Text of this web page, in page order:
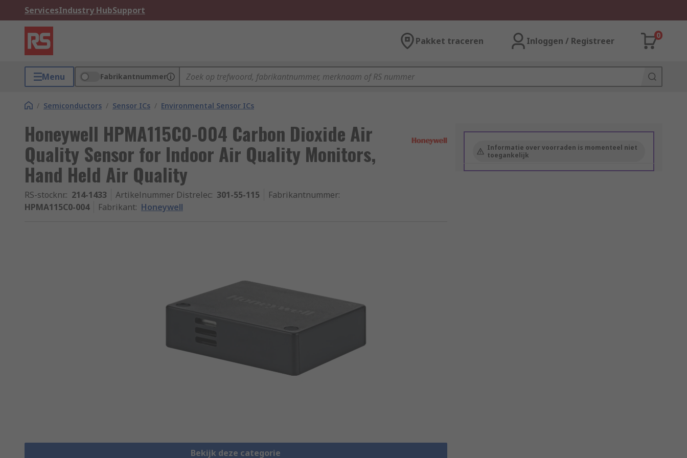
ServicesIndustry HubSupport
Pakket traceren Inloggen / Registreer
0
Menu Fabrikantnummer
/ Semiconductors / Sensor ICs / Environmental Sensor ICs
Honeywell HPMA115C0-004 Carbon Dioxide Air
Quality Sensor for Indoor Air Quality Monitors,
Hand Held Air Quality
RS-stocknr.: 214-1433 Artikelnummer Distrelec: 301-55-115 Fabrikantnummer:
HPMA115C0-004
Fabrikant: Honeywell
Bekijk deze categorie
Informatie over voorraden is momenteel niet
toegankelijk